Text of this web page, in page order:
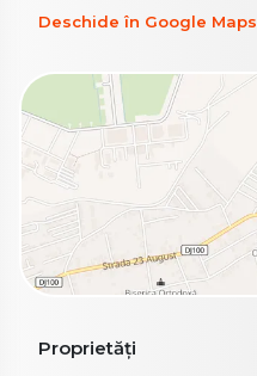
Deschide în Google Maps
Proprietăți